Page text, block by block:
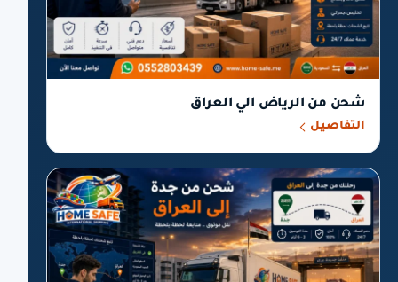
شحن من الرياض الي العراق
التفاصيل